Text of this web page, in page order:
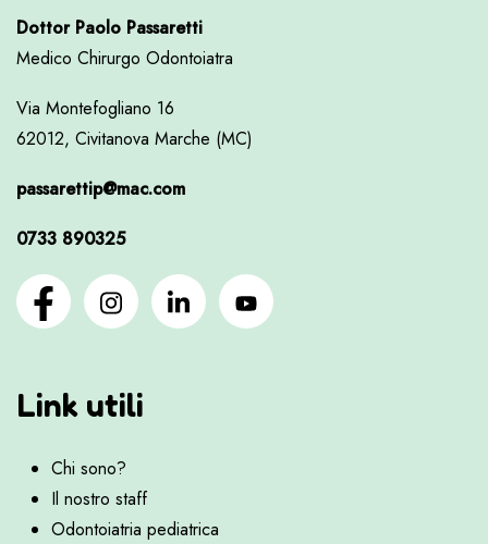
Dottor Paolo Passaretti
Medico Chirurgo Odontoiatra
Via Montefogliano 16
62012, Civitanova Marche (MC)
passarettip@mac.com
0733 890325
Link utili
Chi sono?
Il nostro staff
Odontoiatria pediatrica